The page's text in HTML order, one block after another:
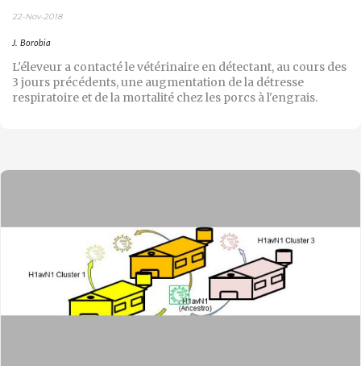
22-Nov-2018
J. Borobia
L'éleveur a contacté le vétérinaire en détectant, au cours des
3 jours précédents, une augmentation de la détresse
respiratoire et de la mortalité chez les porcs à l'engrais.